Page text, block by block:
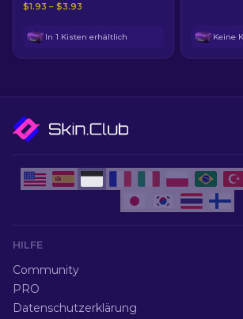
$1.93 – $3.93
In 1 Kisten erhältlich Keine
HILFE
Community
PRO
Datenschutzerklärung